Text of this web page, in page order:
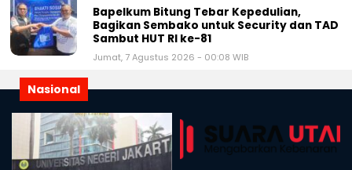
Bapelkum Bitung Tebar Kepedulian,
Bagikan Sembako untuk Security dan TAD
Sambut HUT RI ke-81
Jumat, 7 Agustus 2026 - 00:08 WIB
Nasional